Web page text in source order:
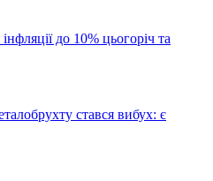
до 10% цьогоріч та
стався вибух: є